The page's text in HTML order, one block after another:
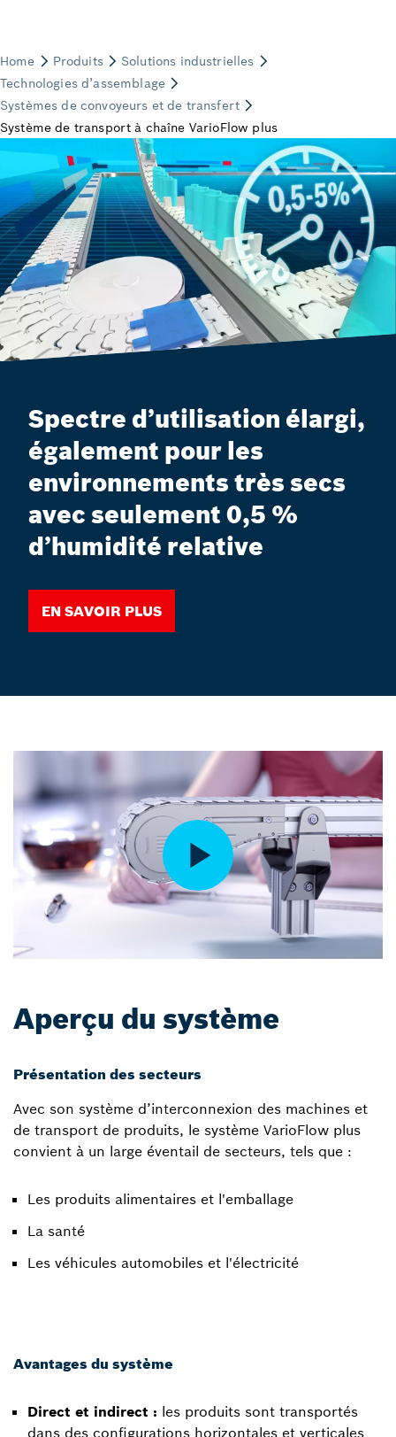
Spectre d’utilisation élargi,
également pour les
environnements très secs
avec seulement 0,5 %
d’humidité relative
En savoir plus
Aperçu du système
Présentation des secteurs
Avec son système d’interconnexion des machines et
de transport de produits, le système VarioFlow plus
convient à un large éventail de secteurs, tels que :
Les produits alimentaires et l'emballage
La santé
Les véhicules automobiles et l'électricité
Avantages du système
Direct et indirect : les produits sont transportés
dans des configurations horizontales et verticales